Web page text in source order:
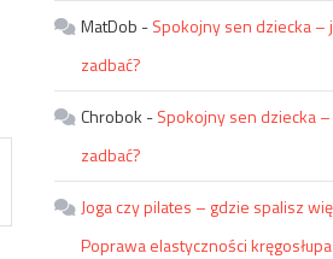
MatDob -Spokojny sen dziecka –
zadbać?
Chrobok -Spokojny sen dziecka
zadbać?
Joga czy pilates – gdzie spalisz
Poprawa elastyczności